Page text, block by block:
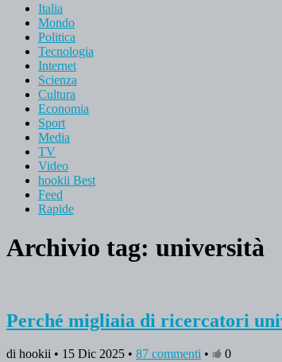
Italia
Mondo
Politica
Tecnologia
Internet
Scienza
Cultura
Economia
Sport
Media
TV
Video
hookii Best
Feed
Rapide
Archivio tag: università
Perché migliaia di ricercatori
di hookii • 15 Dic 2025 • 87 commenti •
0